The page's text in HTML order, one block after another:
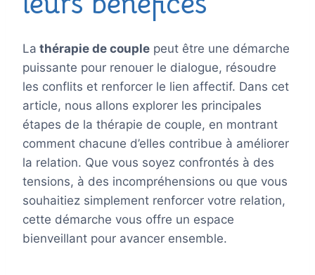
La thérapie de couple peut être une démarche
puissante pour renouer le dialogue, résoudre
les conflits et renforcer le lien affectif. Dans cet
article, nous allons explorer les principales
étapes de la thérapie de couple, en montrant
comment chacune d’elles contribue à améliorer
la relation. Que vous soyez confrontés à des
tensions, à des incompréhensions ou que vous
souhaitiez simplement renforcer votre relation,
cette démarche vous offre un espace
bienveillant pour avancer ensemble.